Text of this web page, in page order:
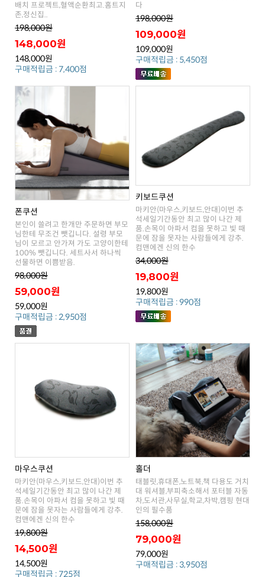
존,정신집..
198,000원
148,000원
148,000원
구매적립금 : 7,400점
다
198,000원
109,000원
109,000원
구매적립금 : 5,450점
폰쿠션
선물하면 이쁨받음.
98,000원
59,000원
59,000원
구매적립금 : 2,950점
키보드쿠션
컴맨에겐 신의 한수
34,000원
19,800원
19,800원
구매적립금 : 990점
마우스쿠션
컴맨에겐 신의 한수
19,800원
14,500원
14,500원
구매적립금 : 725점
홀더
인의 필수품
158,000원
79,000원
79,000원
구매적립금 : 3,950점